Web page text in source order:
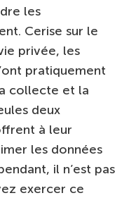
les
Cerise sur le
privée, les
pratiquement
collecte et la
deux
à leur
les données
il n’est pas
exercer ce